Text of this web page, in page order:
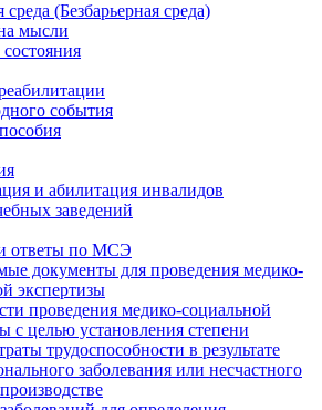
среда (Безбарьерная среда)
мысли
события
и абилитация инвалидов
заведений
ответы по МСЭ
документы для проведения медико-
экспертизы
проведения медико-социальной
с целью установления степени
трудоспособности в результате
заболевания или несчастного